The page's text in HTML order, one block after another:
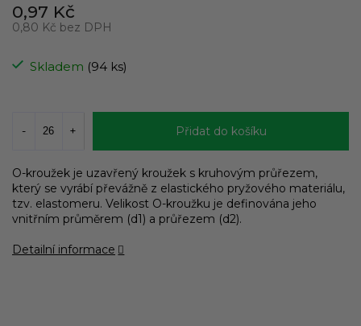
0,97 Kč
0,80 Kč bez DPH
cena:Skladem (94 ks)
Přidat do košíku
O-kroužek je uzavřený kroužek s kruhovým průřezem,
který se vyrábí převážně z elastického pryžového materiálu,
tzv. elastomeru. Velikost O-kroužku je definována jeho
vnitřním průměrem (d1) a průřezem (d2).
Detailní informace